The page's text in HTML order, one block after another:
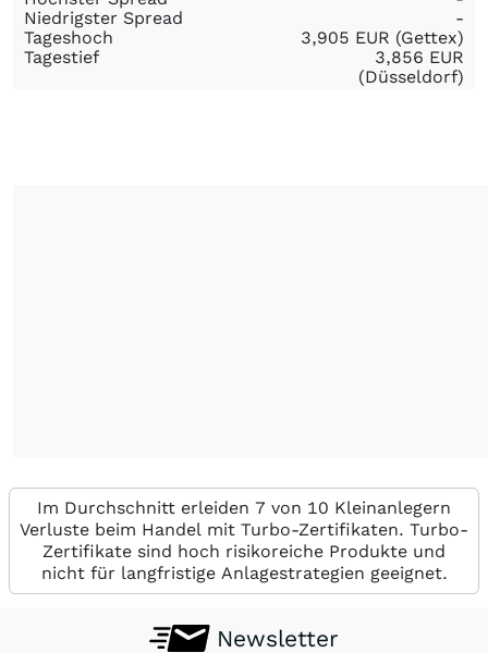
Niedrigster Spread
-
Tageshoch
3,905 EUR (Gettex)
Tagestief
3,856 EUR
(Düsseldorf)
Im Durchschnitt erleiden 7 von 10 Kleinanlegern
Verluste beim Handel mit Turbo-Zertifikaten. Turbo-
Zertifikate sind hoch risikoreiche Produkte und
nicht für langfristige Anlagestrategien geeignet.
Newsletter